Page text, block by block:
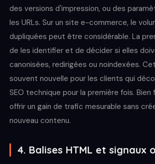
des versions d'impression, ou des
les URLs. Sur un site e-commerce, le
dupliquées peut être considérable. La
de les identifier et de décider si elles
canonisées, redirigées ou noindexées.
souvent nouvelle pour les clients qui
SEO technique pour la première fois.
offrir un gain de trafic mesurable sans
nouveau contenu.
4. Balises HTML et signaux